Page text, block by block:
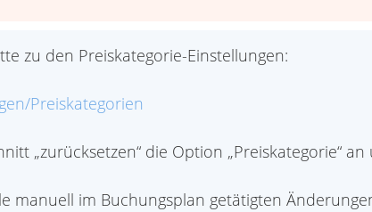
zu den Preiskategorie-Einstellungen:
Preiskategorien
„zurücksetzen“ die Option „Preiskategorie“
manuell im Buchungsplan getätigten